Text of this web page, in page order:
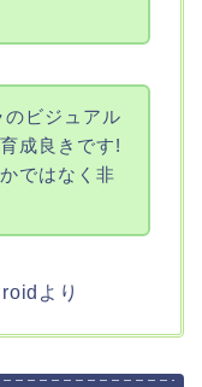
ビジュアル
成良きです!
ではなく非
より